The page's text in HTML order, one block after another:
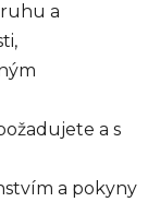
a
a s
a pokyny